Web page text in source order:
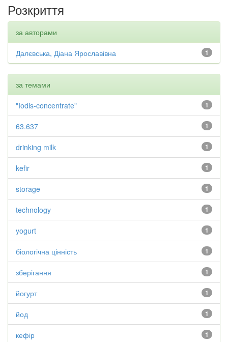
Розкриття
за авторами
1
Далєвська, Діана Ярославівна
за темами
1
"Iodis-concentrate"
1
63.637
1
drinking milk
1
kefir
1
storage
1
technology
1
yogurt
1
біологічна цінність
1
зберігання
1
йогурт
1
йод
1
кефір